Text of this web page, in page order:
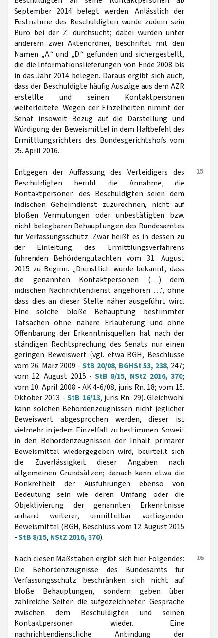
September 2014 belegt werden. Anlässlich der
Festnahme des Beschuldigten wurde zudem sein
Büro bei der Z. durchsucht; dabei wurden unter
anderem zwei Aktenordner, beschriftet mit den
Namen „A.“ und „D.“ gefunden und sichergestellt,
die die Informationslieferungen von Ende 2008 bis
in das Jahr 2014 belegen. Daraus ergibt sich auch,
dass der Beschuldigte häufig Auszüge aus dem AZR
erstellte und seinen Kontaktpersonen
weiterleitete. Wegen der Einzelheiten nimmt der
Senat insoweit Bezug auf die Darstellung und
Würdigung der Beweismittel in dem Haftbefehl des
Ermittlungsrichters des Bundesgerichtshofs vom
25. April 2016.
15
Entgegen der Auffassung des Verteidigers des
Beschuldigten beruht die Annahme, die
Kontaktpersonen des Beschuldigten seien dem
indischen Geheimdienst zuzurechnen, nicht auf
bloßen Vermutungen oder unbestätigten bzw.
nicht belegbaren Behauptungen des Bundesamtes
für Verfassungsschutz. Zwar heißt es in dessen zu
der Einleitung des Ermittlungsverfahrens
führenden Behördengutachten vom 31. August
2015 zu Beginn: „Dienstlich wurde bekannt, dass
die genannten Kontaktpersonen (…) dem
indischen Nachrichtendienst angehören …", ohne
dass dies an dieser Stelle näher ausgeführt wird.
Eine solche bloße Behauptung bestimmter
Tatsachen ohne nähere Erläuterung und ohne
Offenbarung der Erkenntnisquellen hat nach der
ständigen Rechtsprechung des Senats nur einen
geringen Beweiswert (vgl. etwa BGH, Beschlüsse
vom 26. März 2009 - StB 20/08, BGHSt 53, 238, 247;
vom 12. August 2015 -StB 8/15, NStZ 2016, 370;
vom 10. April 2008 - AK 4-6/08, juris Rn. 18; vom 15.
Oktober 2013 -StB 16/13, juris Rn. 29). Gleichwohl
kann solchen Behördenzeugnissen nicht jeglicher
Beweiswert abgesprochen werden, dieser ist
vielmehr in jedem Einzelfall zu bestimmen. Soweit
in den Behördenzeugnissen der Inhalt primärer
Beweismittel wiedergegeben wird, beurteilt sich
die Zuverlässigkeit dieser Angaben nach
allgemeinen Grundsätzen; danach kann etwa die
Konkretheit der Ausführungen ebenso von
Bedeutung sein wie deren Umfang oder die
Objektivierung der genannten Erkenntnisse
anhand weiterer, unmittelbar vorliegender
Beweismittel (BGH, Beschluss vom 12. August 2015
-StB 8/15, NStZ 2016, 370).
16
Nach diesen Maßstäben ergibt sich hier Folgendes:
Die Behördenzeugnisse des Bundesamts für
Verfassungsschutz beschränken sich nicht auf
bloße Behauptungen, sondern geben über
zahlreiche Seiten die aufgezeichneten Gespräche
zwischen dem Beschuldigten und seinen
Kontaktpersonen wieder. Eine
nachrichtendienstliche Anbindung der